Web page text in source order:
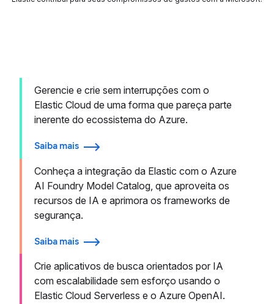
Gerencie e crie sem interrupções com o
Elastic Cloud de uma forma que pareça parte
inerente do ecossistema do Azure.
Saiba mais
Conheça a integração da Elastic com o Azure
AI Foundry Model Catalog, que aproveita os
recursos de IA e aprimora os frameworks de
segurança.
Saiba mais
Crie aplicativos de busca orientados por IA
com escalabilidade sem esforço usando o
Elastic Cloud Serverless e o Azure OpenAI.